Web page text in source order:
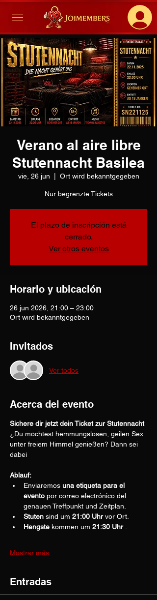
Verano al aire libre
Stutennacht Basilea
vie, 26 jun Ort wird bekanntgegeben
Nur begrenzte Tickets
El plazo de inscripción está
cerrado.
Ver otros eventos
Horario y ubicación
26 jun 2026, 21:00 – 23:00
Ort wird bekanntgegeben
Invitados
Ver todos
Acerca del evento
Sichere dir jetzt dein Ticket zur Stutennacht
¿Du möchtest hemmungslosen, geilen Sex
unter freiem Himmel genießen? Dann sei
dabei
Ablauf:
Enviaremos una etiqueta para el
evento por correo electrónico del
genauen Treffpunkt und Zeitplan.
Stuten sind um 21:00 Uhr vor Ort.
Hengste kommen um 21:30 Uhr .
Mostrar más
Entradas